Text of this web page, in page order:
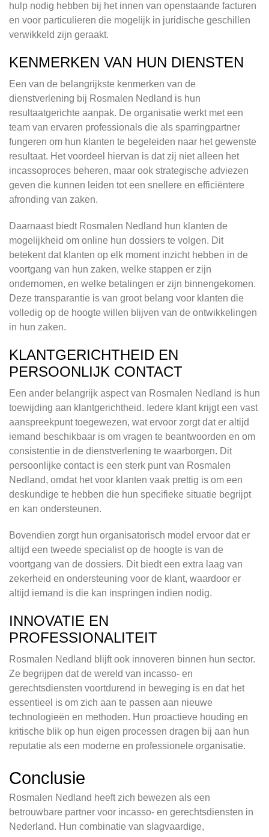
hulp nodig hebben bij het innen van openstaande facturen
en voor particulieren die mogelijk in juridische geschillen
verwikkeld zijn geraakt.
KENMERKEN VAN HUN DIENSTEN
Een van de belangrijkste kenmerken van de
dienstverlening bij Rosmalen Nedland is hun
resultaatgerichte aanpak. De organisatie werkt met een
team van ervaren professionals die als sparringpartner
fungeren om hun klanten te begeleiden naar het gewenste
resultaat. Het voordeel hiervan is dat zij niet alleen het
incassoproces beheren, maar ook strategische adviezen
geven die kunnen leiden tot een snellere en efficiëntere
afronding van zaken.
Daarnaast biedt Rosmalen Nedland hun klanten de
mogelijkheid om online hun dossiers te volgen. Dit
betekent dat klanten op elk moment inzicht hebben in de
voortgang van hun zaken, welke stappen er zijn
ondernomen, en welke betalingen er zijn binnengekomen.
Deze transparantie is van groot belang voor klanten die
volledig op de hoogte willen blijven van de ontwikkelingen
in hun zaken.
KLANTGERICHTHEID EN
PERSOONLIJK CONTACT
Een ander belangrijk aspect van Rosmalen Nedland is hun
toewijding aan klantgerichtheid. Iedere klant krijgt een vast
aanspreekpunt toegewezen, wat ervoor zorgt dat er altijd
iemand beschikbaar is om vragen te beantwoorden en om
consistentie in de dienstverlening te waarborgen. Dit
persoonlijke contact is een sterk punt van Rosmalen
Nedland, omdat het voor klanten vaak prettig is om een
deskundige te hebben die hun specifieke situatie begrijpt
en kan ondersteunen.
Bovendien zorgt hun organisatorisch model ervoor dat er
altijd een tweede specialist op de hoogte is van de
voortgang van de dossiers. Dit biedt een extra laag van
zekerheid en ondersteuning voor de klant, waardoor er
altijd iemand is die kan inspringen indien nodig.
INNOVATIE EN
PROFESSIONALITEIT
Rosmalen Nedland blijft ook innoveren binnen hun sector.
Ze begrijpen dat de wereld van incasso- en
gerechtsdiensten voortdurend in beweging is en dat het
essentieel is om zich aan te passen aan nieuwe
technologieën en methoden. Hun proactieve houding en
kritische blik op hun eigen processen dragen bij aan hun
reputatie als een moderne en professionele organisatie.
Conclusie
Rosmalen Nedland heeft zich bewezen als een
betrouwbare partner voor incasso- en gerechtsdiensten in
Nederland. Hun combinatie van slagvaardige,